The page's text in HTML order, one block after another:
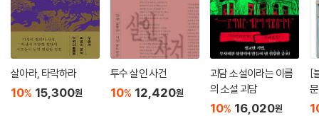
살아라, 타락하라
10% 15,300원
투수 살인 사건
10% 12,420원
괴담 소설이라는 이름
의 소설 괴담
10% 16,020원
[